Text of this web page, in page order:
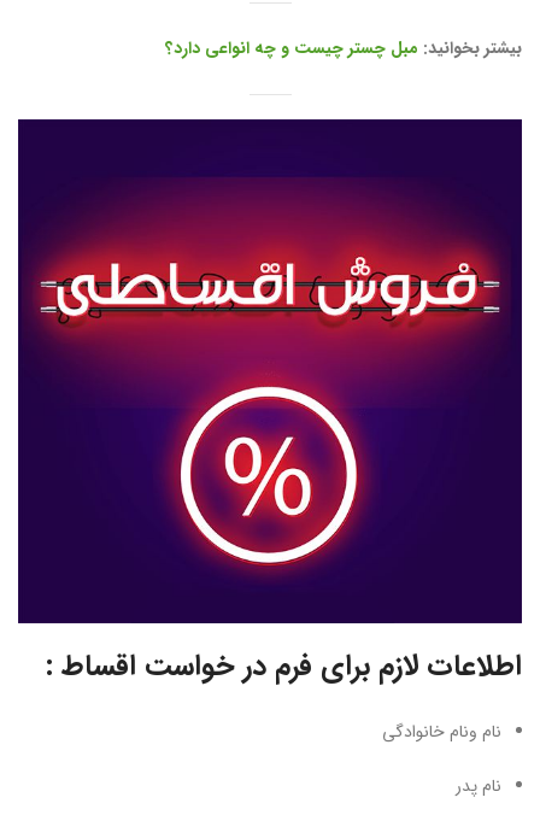
بیشتر بخوانید: مبل چستر چیست و چه انواعی دارد؟
اطلاعات لازم برای فرم در خواست اقساط :
نام ونام خانوادگی
نام پدر